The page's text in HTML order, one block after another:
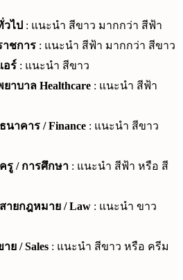
ไป : แนะนำ สีขาว มากกว่า สีฟ้า
าชการ : แนะนำ สีฟ้า มากกว่า สีขาว
อร์ : แนะนำ สีขาว
าบาล Healthcare : แนะนำ สีฟ้า
นาคาร / Finance : แนะนำ สีขาว
รู / การศึกษา : แนะนำ สีฟ้า หรือ สี
สายกฎหมาย / Law : แนะนำ ขาว
ย / Sales : แนะนำ สีขาว หรือ ครีม